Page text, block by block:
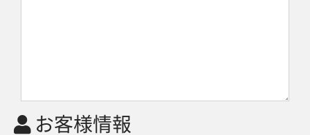
お客様情報